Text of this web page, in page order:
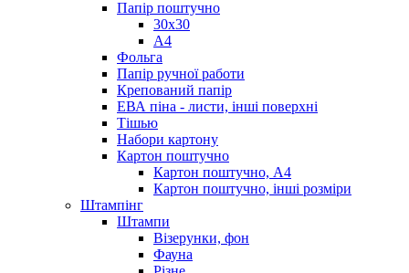
Папір поштучно
30х30
А4
Фольга
Папір ручної работи
Крепований папір
ЕВА піна - листи, інші поверхні
Тішью
Набори картону
Картон поштучно
Картон поштучно, А4
Картон поштучно, інші розміри
Штампінг
Штампи
Візерунки, фон
Фауна